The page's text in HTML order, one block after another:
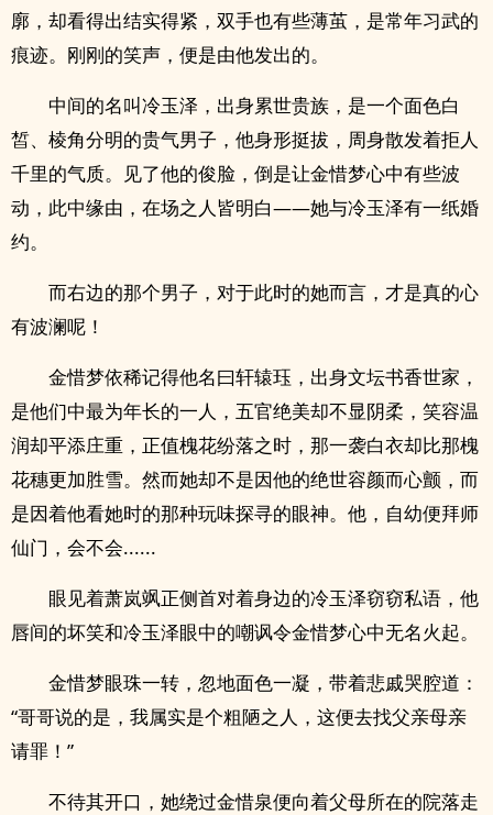
廓，却看得出结实得紧，双手也有些薄茧，是常年习武的
痕迹。刚刚的笑声，便是由他发出的。
中间的名叫冷玉泽，出身累世贵族，是一个面色白
皙、棱角分明的贵气男子，他身形挺拔，周身散发着拒人
千里的气质。见了他的俊脸，倒是让金惜梦心中有些波
动，此中缘由，在场之人皆明白——她与冷玉泽有一纸婚
约。
而右边的那个男子，对于此时的她而言，才是真的心
有波澜呢！
金惜梦依稀记得他名曰轩辕珏，出身文坛书香世家，
是他们中最为年长的一人，五官绝美却不显阴柔，笑容温
润却平添庄重，正值槐花纷落之时，那一袭白衣却比那槐
花穗更加胜雪。然而她却不是因他的绝世容颜而心颤，而
是因着他看她时的那种玩味探寻的眼神。他，自幼便拜师
仙门，会不会......
眼见着萧岚飒正侧首对着身边的冷玉泽窃窃私语，他
唇间的坏笑和冷玉泽眼中的嘲讽令金惜梦心中无名火起。
金惜梦眼珠一转，忽地面色一凝，带着悲戚哭腔道：
“哥哥说的是，我属实是个粗陋之人，这便去找父亲母亲
请罪！”
不待其开口，她绕过金惜泉便向着父母所在的院落走